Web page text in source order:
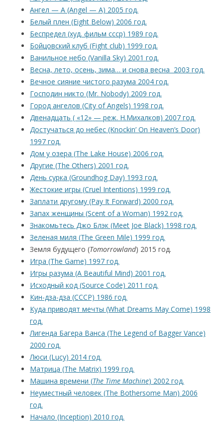
Ангел — А (Angel — A) 2005 год.
Белый плен (Eight Below) 2006 год.
Беспредел (худ. фильм ссср) 1989 год.
Бойцовский клуб (Fight club) 1999 год.
Ванильное небо (Vanilla Sky) 2001 год.
Весна, лето, осень, зима… и снова весна 2003 год.
Вечное сияние чистого разума 2004 год.
Господин никто (Mr. Nobody) 2009 год.
Город ангелов (City of Angels) 1998 год.
Двенадцать ( «12» — реж. Н.Михалков) 2007 год.
Достучаться до небес (Knockin’ On Heaven’s Door)
1997 год.
Дом у озера (The Lake House) 2006 год.
Другие (The Others) 2001 год.
День сурка (Groundhog Day) 1993 год.
Жестокие игры (Cruel Intentions) 1999 год.
Заплати другому (Pay It Forward) 2000 год.
Запах женщины (Scent of a Woman) 1992 год.
Знакомьтесь Джо Блэк (Meet Joe Black) 1998 год.
Зеленая миля (The Green Mile) 1999 год.
Земля будущего (Tomorrowland) 2015 год.
Игра (The Game) 1997 год.
Игры разума (A Beautiful Mind) 2001 год.
Исходный код (Source Code) 2011 год.
Кин-дза-дза (СССР) 1986 год.
Куда приводят мечты (What Dreams May Come) 1998
год.
Лигенда Багера Ванса (The Legend of Bagger Vance)
2000 год.
Люси (Lucy) 2014 год.
Матрица (The Matrix) 1999 год.
Машина времени (The Time Machine) 2002 год.
Неуместный человек (The Bothersome Man) 2006
год.
Начало (Inception) 2010 год.